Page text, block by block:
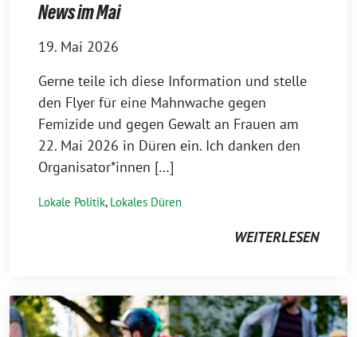
News im Mai
19. Mai 2026
Gerne teile ich diese Information und stelle
den Flyer für eine Mahnwache gegen
Femizide und gegen Gewalt an Frauen am
22. Mai 2026 in Düren ein. Ich danken den
Organisator*innen […]
Lokale Politik, Lokales Düren
WEITERLESEN